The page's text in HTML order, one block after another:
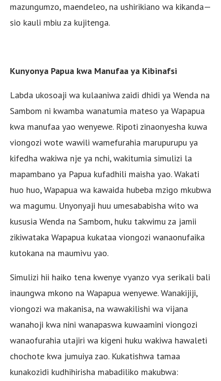
mazungumzo, maendeleo, na ushirikiano wa kikanda—
sio kauli mbiu za kujitenga.
Kunyonya Papua kwa Manufaa ya Kibinafsi
Labda ukosoaji wa kulaaniwa zaidi dhidi ya Wenda na
Sambom ni kwamba wanatumia mateso ya Wapapua
kwa manufaa yao wenyewe. Ripoti zinaonyesha kuwa
viongozi wote wawili wamefurahia marupurupu ya
kifedha wakiwa nje ya nchi, wakitumia simulizi la
mapambano ya Papua kufadhili maisha yao. Wakati
huo huo, Wapapua wa kawaida hubeba mzigo mkubwa
wa magumu. Unyonyaji huu umesababisha wito wa
kususia Wenda na Sambom, huku takwimu za jamii
zikiwataka Wapapua kukataa viongozi wanaonufaika
kutokana na maumivu yao.
Simulizi hii haiko tena kwenye vyanzo vya serikali bali
inaungwa mkono na Wapapua wenyewe. Wanakijiji,
viongozi wa makanisa, na wawakilishi wa vijana
wanahoji kwa nini wanapaswa kuwaamini viongozi
wanaofurahia utajiri wa kigeni huku wakiwa hawaleti
chochote kwa jumuiya zao. Kukatishwa tamaa
kunakozidi kudhihirisha mabadiliko makubwa: